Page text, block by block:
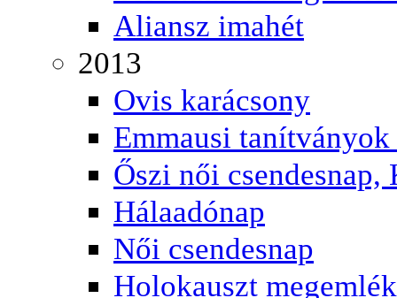
Aliansz imahét
2013
Ovis karácsony
Emmausi
Őszi női csendesnap,
Hálaadónap
Női csendesnap
Holokauszt